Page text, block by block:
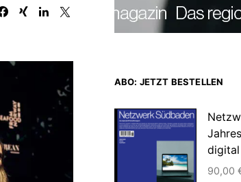
ABO: JETZT BESTELLEN
digital
90,00